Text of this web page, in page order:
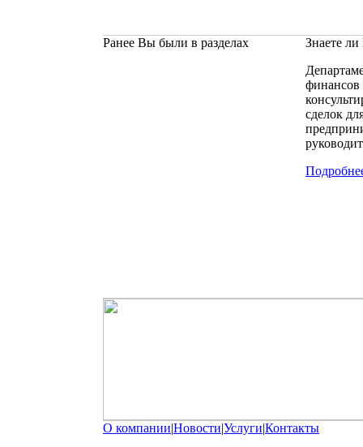
Ранее Вы были в разделах
Знаете
финансов
сделок
О компании|Новости|Услуги|Контакты